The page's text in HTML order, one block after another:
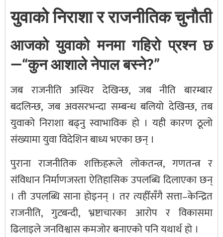
युवाको निराशा र राजनीतिक चुनौती
आजको युवाको मनमा गहिरो प्रश्न छ
—“कुन आशाले नेपाल बस्ने?”
जब राजनीति अस्थिर देखिन्छ, जब नीति बारम्बार
बदलिन्छ, जब अवसरभन्दा सम्बन्ध बलियो देखिन्छ, तब
युवाको निराशा बढ्नु स्वाभाविक हो । यही कारण ठूलो
संख्यामा युवा विदेशिन बाध्य भएका छन् ।
पुराना राजनीतिक शक्तिहरूले लोकतन्त्र, गणतन्त्र र
संविधान निर्माणजस्ता ऐतिहासिक उपलब्धि दिलाएका छन्
। ती उपलब्धि साना होइनन् । तर त्यहीँसँगै सत्ता–केन्द्रित
राजनीति, गुटबन्दी, भ्रष्टाचारका आरोप र विकासमा
ढिलाइले जनविश्वास कमजोर बनाएको पनि यथार्थ हो ।